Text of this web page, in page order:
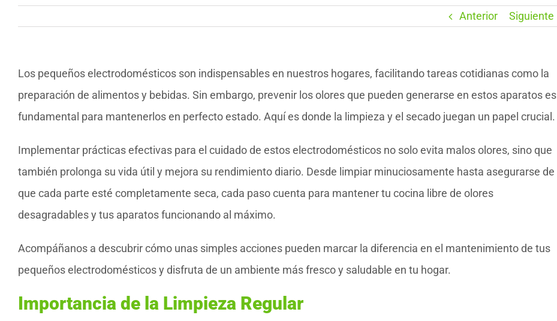
Anterior Siguiente
Los pequeños electrodomésticos son indispensables en nuestros hogares, facilitando tareas cotidianas como la
preparación de alimentos y bebidas. Sin embargo, prevenir los olores que pueden generarse en estos aparatos es
fundamental para mantenerlos en perfecto estado. Aquí es donde la limpieza y el secado juegan un papel crucial.
Implementar prácticas efectivas para el cuidado de estos electrodomésticos no solo evita malos olores, sino que
también prolonga su vida útil y mejora su rendimiento diario. Desde limpiar minuciosamente hasta asegurarse de
que cada parte esté completamente seca, cada paso cuenta para mantener tu cocina libre de olores
desagradables y tus aparatos funcionando al máximo.
Acompáñanos a descubrir cómo unas simples acciones pueden marcar la diferencia en el mantenimiento de tus
pequeños electrodomésticos y disfruta de un ambiente más fresco y saludable en tu hogar.
Importancia de la Limpieza Regular